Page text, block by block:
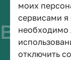
моих
сервисами
необходимо
отключить